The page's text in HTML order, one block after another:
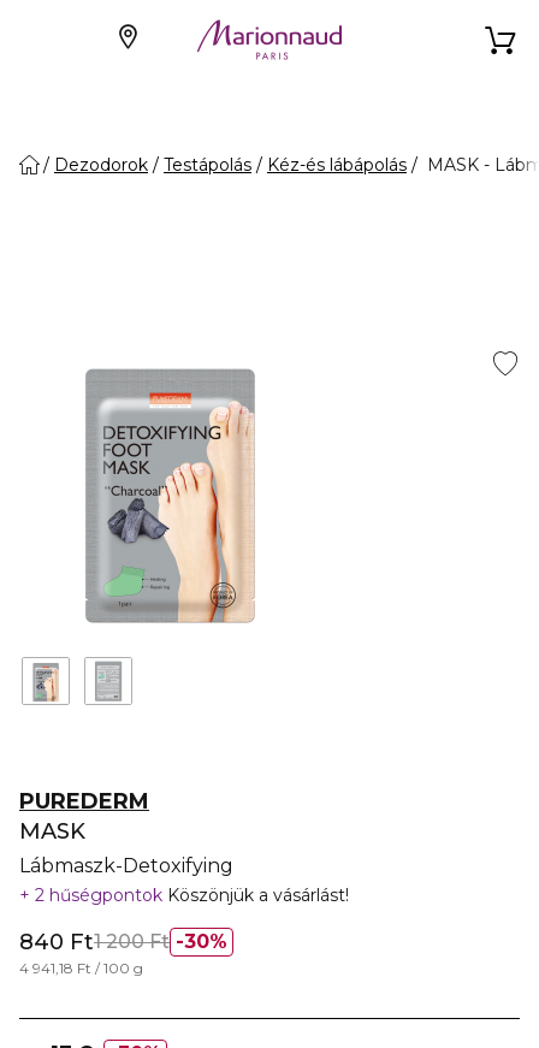
Dezodorok Testápolás Kéz-és lábápolás MASK -
PUREDERM
MASK
Lábmaszk-Detoxifying
2 hűségpontok Köszönjük a vásárlást!
30%
840 Ft1 200 Ft
4 941,18 Ft / 100 g